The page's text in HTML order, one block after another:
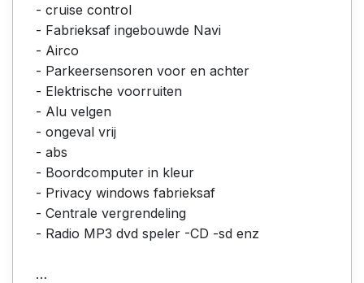
- cruise control
- Fabrieksaf ingebouwde Navi
- Airco
- Parkeersensoren voor en achter
- Elektrische voorruiten
- Alu velgen
- ongeval vrij
- abs
- Boordcomputer in kleur
- Privacy windows fabrieksaf
- Centrale vergrendeling
- Radio MP3 dvd speler -CD -sd enz
…